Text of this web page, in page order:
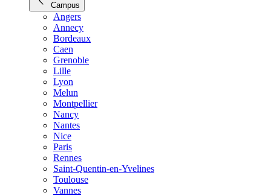
Campus
Angers
Annecy
Bordeaux
Caen
Grenoble
Lille
Lyon
Melun
Montpellier
Nancy
Nantes
Nice
Paris
Rennes
Saint-Quentin-en-Yvelines
Toulouse
Vannes